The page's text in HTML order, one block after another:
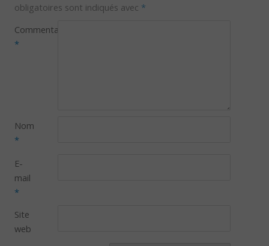
obligatoires sont indiqués avec *
Commentaire
*
Nom
*
E-
mail
*
Site
web